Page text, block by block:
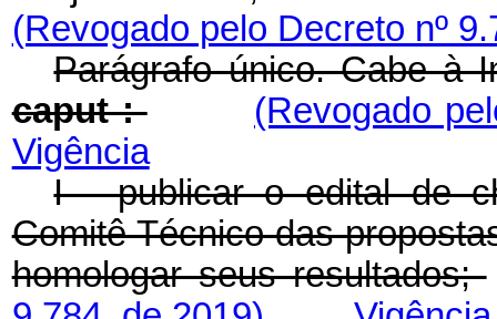
(Revogado pelo Decreto nº
Parágrafo único. Cabe à
caput :
(Revogado
Vigência
I - publicar o edital de
Comitê Técnico das
homologar seus resultados;